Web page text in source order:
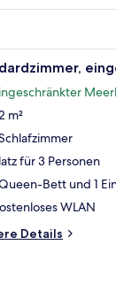
Couch, einem
m²
für 3 Personen
Bett und 1
WLAN
Details